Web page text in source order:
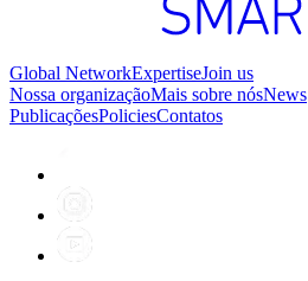
Global NetworkExpertiseJoin us
Nossa organizaçãoMais sobre nósNews
PublicaçõesPoliciesContatos